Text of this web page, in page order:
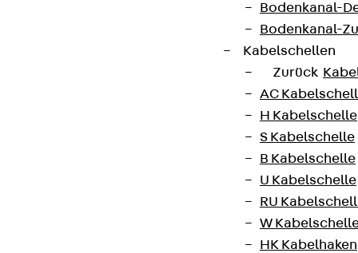
Bodenkanal-
Bodenkanal-
Kabelschellen
Zurück
AC
H Kabelschelle
S Kabelschelle
B Kabelschelle
U Kabelschelle
RU
W
HK Kabelhaken